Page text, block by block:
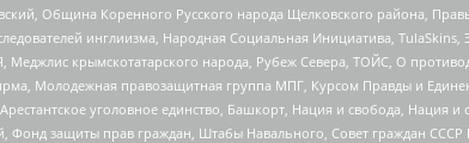
Община Коренного Русского народа Щелковского района,
инглиизма, Народная Социальная Инициатива,
крымскотатарского народа, Рубеж Севера, ТОЙС, О
Молодежная правозащитная группа МПГ, Курсом Правды и
уголовное единство, Башкорт, Нация и свобода, Нация
защиты прав граждан, Штабы Навального, Совет граждан СССР